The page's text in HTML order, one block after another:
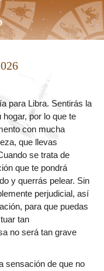
para Libra. Sentirás la
por lo que te
con mucha
que llevas
se trata de
que te pondrá
y querrás pelear. Sin
perjudicial, así
para que puedas
tan
no será tan grave
sensación de que no